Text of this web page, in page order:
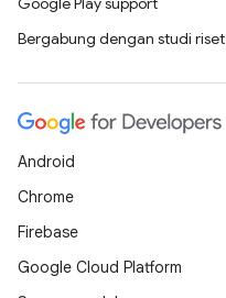
Bergabung dengan studi riset
Android
Chrome
Firebase
Google Cloud Platform